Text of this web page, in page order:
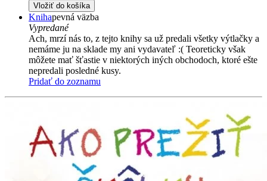
Vložiť do košíka
Knihapevná väzba
Vypredané
Ach, mrzí nás to, z tejto knihy sa už predali všetky výtlačky a
nemáme ju na sklade my ani vydavateľ :( Teoreticky však
môžete mať šťastie v niektorých iných obchodoch, ktoré ešte
nepredali posledné kusy.
Pridať do zoznamu